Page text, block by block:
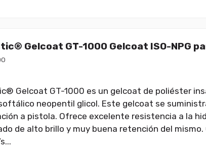
Gelcoat GT-1000 Gelcoat ISO-NPG
Gelcoat GT-1000 es un gelcoat de poliéster
neopentil glicol. Este gelcoat se
a pistola. Ofrece excelente resistencia a la
de alto brillo y muy buena retención del